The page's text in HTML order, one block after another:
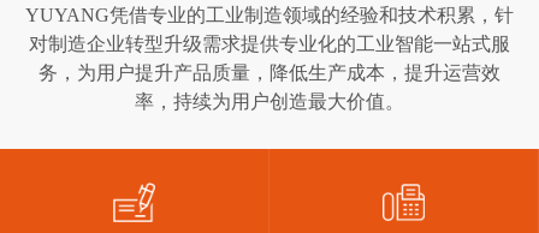
YUYANG凭借专业的工业制造领域的经验和技术积累，针
对制造企业转型升级需求提供专业化的工业智能一站式服
务，为用户提升产品质量，降低生产成本，提升运营效
率，持续为用户创造最大价值。